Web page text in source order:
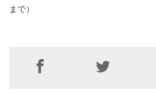
まで）